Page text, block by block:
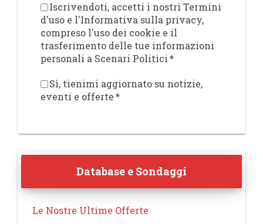
Iscrivendoti, accetti i nostri Termini
d'uso e l'Informativa sulla privacy,
compreso l'uso dei cookie e il
trasferimento delle tue informazioni
personali a Scenari Politici*
Sì, tienimi aggiornato su notizie,
eventi e offerte*
Database e Sondaggi
Le Nostre Ultime Offerte